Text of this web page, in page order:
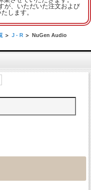
が、いただいた注文および
します。
> J - R > NuGen Audio